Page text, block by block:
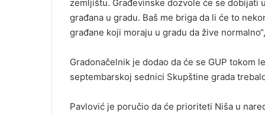
zemljištu. Građevinske dozvole će se dobijati
građana u gradu. Baš me briga da li će to
građane koji moraju u gradu da žive
Gradonačelnik je dodao da će se GUP tokom
septembarskoj sednici Skupštine grada
Pavlović je poručio da će prioriteti Niša u